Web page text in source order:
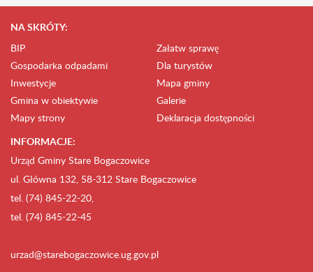
NA SKRÓTY:
BIP
Załatw sprawę
Gospodarka odpadami
Dla turystów
Inwestycje
Mapa gminy
Gmina w obiektywie
Galerie
Mapy strony
Deklaracja dostępności
INFORMACJE:
Urząd Gminy Stare Bogaczowice
ul. Główna 132, 58-312 Stare Bogaczowice
tel. (74) 845-22-20,
tel. (74) 845-22-45
urzad@starebogaczowice.ug.gov.pl